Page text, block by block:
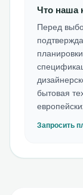
Что наша
Перед
бытовая
Запросить